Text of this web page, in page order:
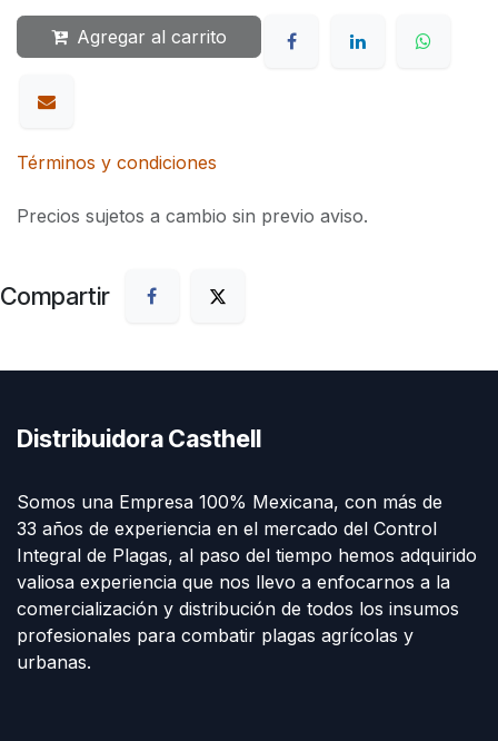
Agregar al carrito
Términos y condiciones
Precios sujetos a cambio sin previo aviso.
Compartir
Distribuidora Casthell
Somos una Empresa 100% Mexicana, con más de
33 años de experiencia en el mercado del Control
Integral de Plagas, al paso del tiempo hemos adquirido
valiosa experiencia que nos llevo a enfocarnos a la
comercialización y distribución de todos los insumos
profesionales para combatir plagas agrícolas y
urbanas.